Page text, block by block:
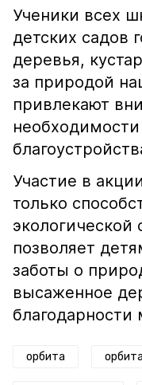
Ученики всех
детских садов
деревья,
за природой
привлекают
Участие в
только
экологической
позволяет
заботы о
высаженное
орбита